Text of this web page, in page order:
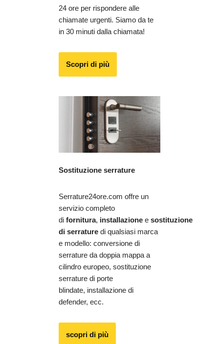
24 ore per rispondere alle
chiamate urgenti. Siamo da te
in 30 minuti dalla chiamata!
Scopri di più
Sostituzione serrature
Serrature24ore.com offre un
servizio completo
di fornitura, installazione e sostituzione
di serrature di qualsiasi marca
e modello: conversione di
serrature da doppia mappa a
cilindro europeo, sostituzione
serrature di porte
blindate, installazione di
defender, ecc.
scopri di più